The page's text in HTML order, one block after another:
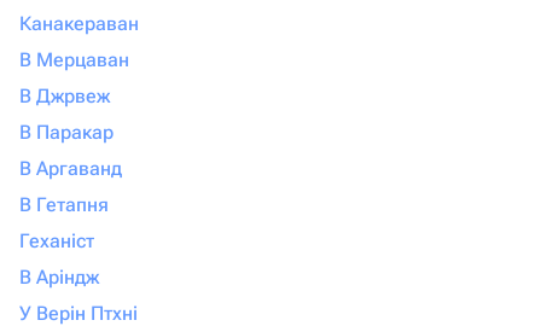
Канакераван
В Мерцаван
В Джрвеж
В Паракар
В Аргаванд
В Гетапня
Геханіст
В Аріндж
У Верін Птхні